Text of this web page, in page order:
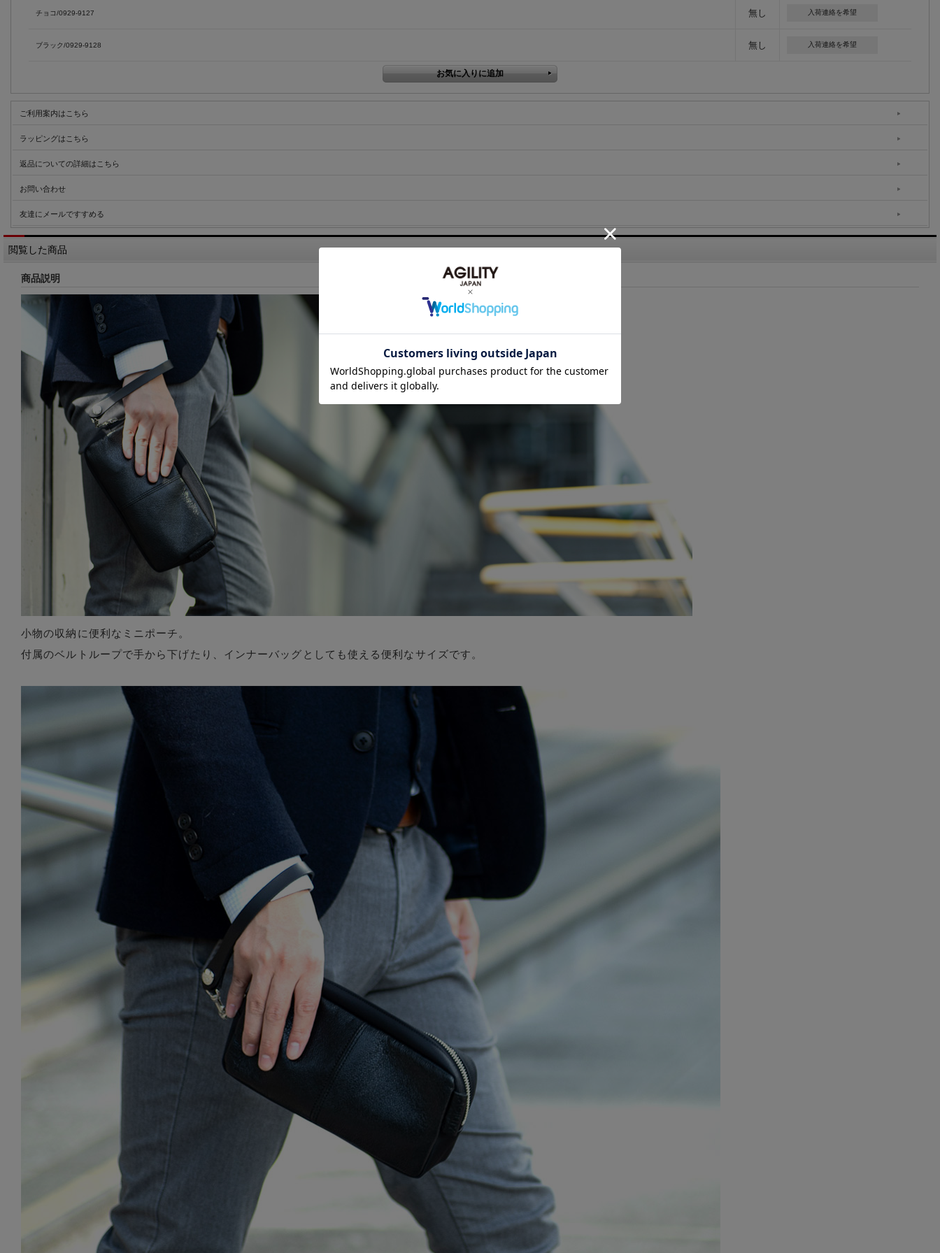
チョコ/0929-9127 無し 入荷連絡を希望
ブラック/0929-9128 無し 入荷連絡を希望
ご利用案内はこちら
ラッピングはこちら
返品についての詳細はこちら
お問い合わせ
友達にメールですすめる
閲覧した商品
商品説明
小物の収納に便利なミニポーチ。
付属のベルトループで手から下げたり、インナーバッグとしても使える便利なサイズです。